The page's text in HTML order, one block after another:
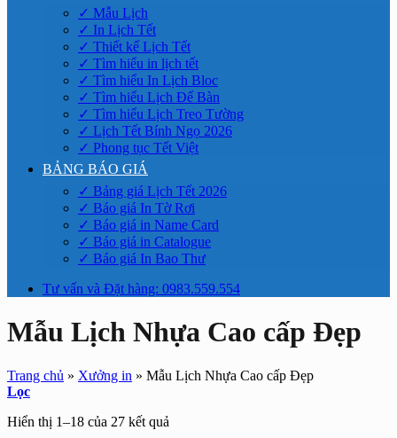
✓ Mẫu Lịch
✓ In Lịch Tết
✓ Thiết kế Lịch Tết
✓ Tìm hiểu in lịch tết
✓ Tìm hiểu In Lịch Bloc
✓ Tìm hiểu Lịch Để Bàn
✓ Tìm hiểu Lịch Treo Tường
✓ Lịch Tết Bính Ngọ 2026
✓ Phong tục Tết Việt
BẢNG BÁO GIÁ
✓ Bảng giá Lịch Tết 2026
✓ Báo giá In Tờ Rơi
✓ Báo giá in Name Card
✓ Báo giá in Catalogue
✓ Báo giá In Bao Thư
Tư vấn và Đặt hàng: 0983.559.554
Mẫu Lịch Nhựa Cao cấp Đẹp
Trang chủ » Xưởng in » Mẫu Lịch Nhựa Cao cấp Đẹp
Lọc
Hiển thị 1–18 của 27 kết quả